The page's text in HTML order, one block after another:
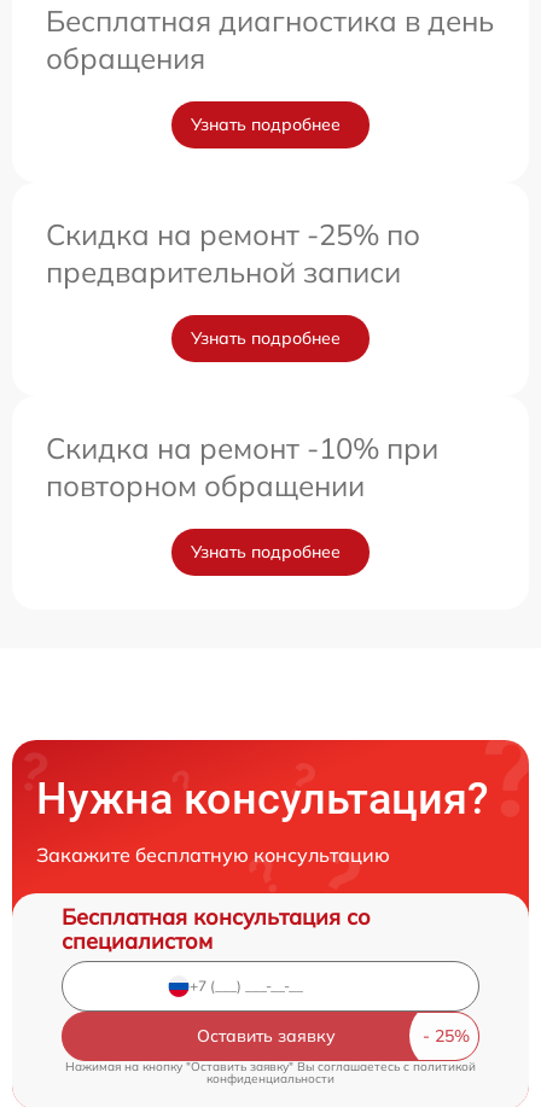
Бесплатная диагностика в день
обращения
Узнать подробнее
Скидка на ремонт -25% по
предварительной записи
Узнать подробнее
Скидка на ремонт -10% при
повторном обращении
Узнать подробнее
Нужна консультация?
Закажите бесплатную консультацию
Бесплатная консультация со
специалистом
Оставить заявку
Нажимая на кнопку "Оставить заявку" Вы соглашаетесь cполитикой
конфиденциальности